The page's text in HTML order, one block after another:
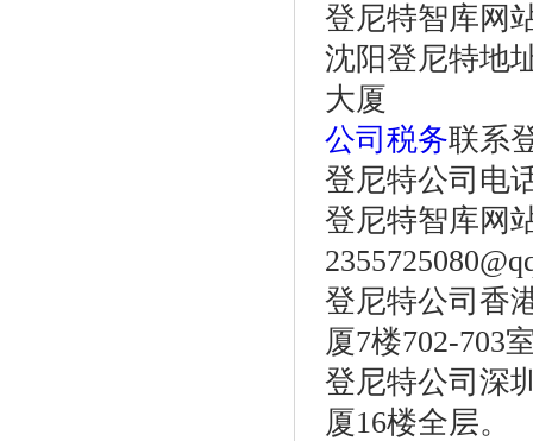
登尼特智库网
沈阳登尼特地
大厦
公司税务联系
登尼特公司电
登尼特智库网
登尼特公司香
厦7楼702-703
登尼特公司深
厦16楼全层。